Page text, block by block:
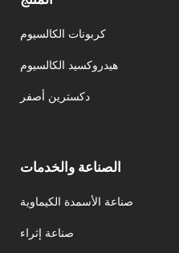
كربونات الكالسيوم
هيدروكسيد الكالسيوم
دكسترين أصفر
الصناعة والخدمات
صناعة الأسمدة الكيماوية
صناعة إثراء